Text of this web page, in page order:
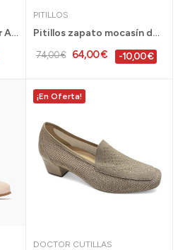
Pie Santo Zapato Vestir Ancho Especial Mujer...
PITILLOS
Pitillos zapato mocasín de vestir tacón bajo...
74,00 € 64,00 € -10,00 €
¡En Oferta!
DOCTOR CUTILLAS